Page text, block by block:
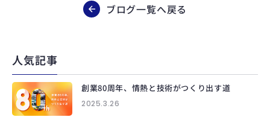
ブログ一覧へ戻る
人気記事
創業80周年、情熱と技術がつくり出す道
2025.3.26